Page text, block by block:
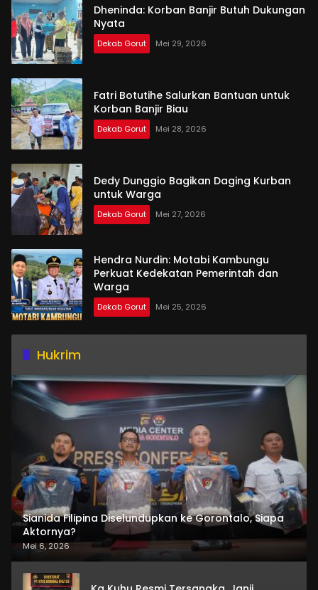
Dheninda: Korban Banjir Butuh Dukungan
Nyata
Dekab Gorut Mei 29, 2026
Fatri Botutihe Salurkan Bantuan untuk
Korban Banjir Biau
Dekab Gorut Mei 28, 2026
Dedy Dunggio Bagikan Daging Kurban
untuk Warga
Dekab Gorut Mei 27, 2026
Hendra Nurdin: Motabi Kambungu
Perkuat Kedekatan Pemerintah dan
Warga
Dekab Gorut Mei 25, 2026
Hukrim
Sianida Filipina Diselundupkan ke Gorontalo, Siapa
Aktornya?
Mei 6, 2026